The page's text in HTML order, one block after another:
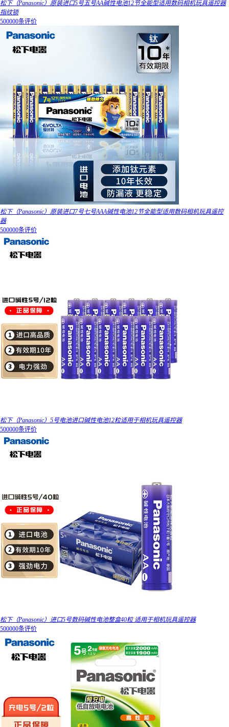
松下（Panasonic）原装进口5号五号AA碱性电池12节全能型适用数码相机玩具遥控器
指纹锁
500000条评价
松下（Panasonic）原装进口7号七号AAA碱性电池12节全能型适用数码相机玩具遥控
器
500000条评价
松下（Panasonic）5号电池进口碱性电池12粒适用于相机玩具遥控器
500000条评价
松下（Panasonic）进口5号数码碱性电池整盒40粒 适用于相机玩具遥控器
500000条评价